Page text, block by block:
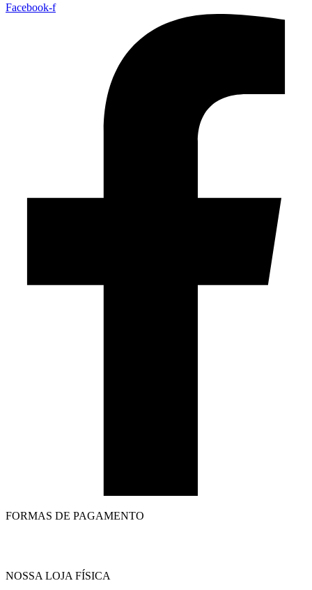
Facebook-f
FORMAS DE PAGAMENTO
NOSSA LOJA FÍSICA